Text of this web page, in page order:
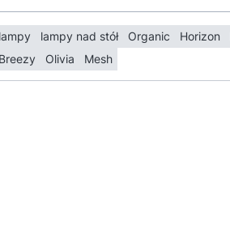
lampy lampy nad stół Organic Horizon
Breezy
Olivia Mesh